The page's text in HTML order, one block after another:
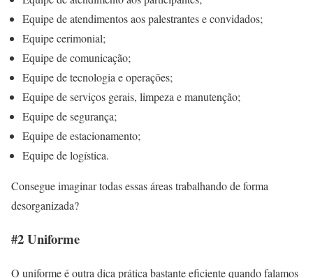
Equipe de atendimentos aos palestrantes e convidados;
Equipe cerimonial;
Equipe de comunicação;
Equipe de tecnologia e operações;
Equipe de serviços gerais, limpeza e manutenção;
Equipe de segurança;
Equipe de estacionamento;
Equipe de logística.
Consegue imaginar todas essas áreas trabalhando de forma
desorganizada?
#2 Uniforme
O uniforme é outra dica prática bastante eficiente quando falamos